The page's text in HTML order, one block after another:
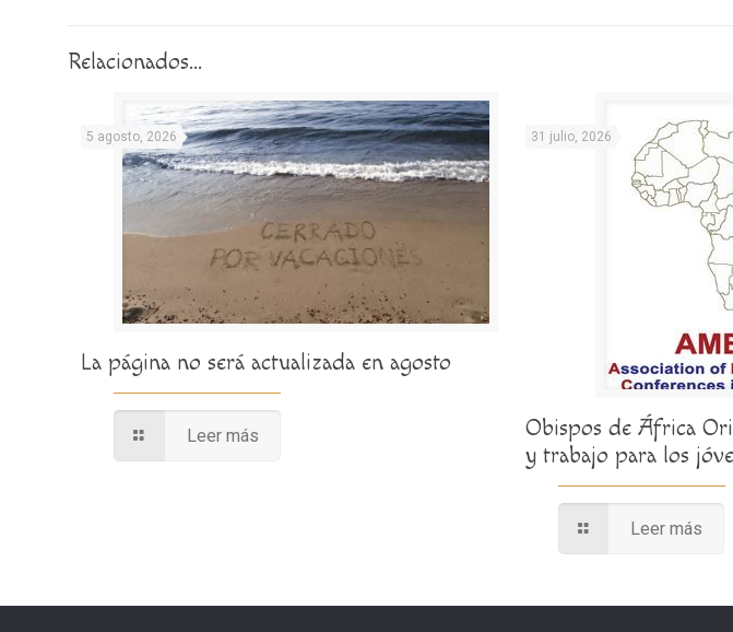
Relacionados...
5 agosto, 2026
La página no será actualizada en agosto
Leer más
31 julio, 2026
Obispos de África
y trabajo para los
Leer más